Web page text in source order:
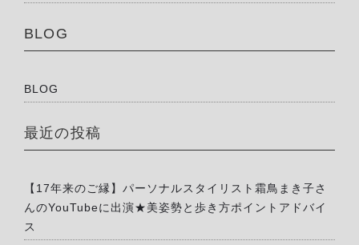
BLOG
BLOG
最近の投稿
【17年来のご縁】パーソナルスタイリスト霜鳥まき子さ
んのYouTubeに出演★美姿勢と歩き方ポイントアドバイ
ス